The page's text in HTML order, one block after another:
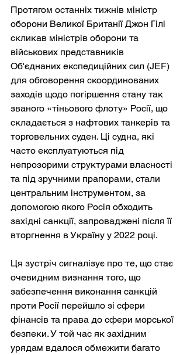
Протягом останніх тижнів міністр
оборони Великої Британії Джон Гілі
скликав міністрів оборони та
військових представників
Об'єднаних експедиційних сил (JEF)
для обговорення скоординованих
заходів щодо погіршення стану так
званого «тіньового флоту» Росії, що
складається з нафтових танкерів та
торговельних суден. Ці судна, які
часто експлуатуються під
непрозорими структурами власності
та під зручними прапорами, стали
центральним інструментом, за
допомогою якого Росія обходить
західні санкції, запроваджені після її
вторгнення в Україну у 2022 році.
Ця зустріч сигналізує про те, що стає
очевидним визнання того, що
забезпечення виконання санкцій
проти Росії перейшло зі сфери
фінансів та права до сфери морської
безпеки. У той час як західним
урядам вдалося обмежити багато